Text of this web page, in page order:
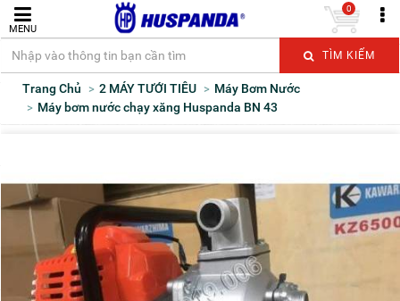
MENU
TÌM KIẾM
0
Trang Chủ 2 MÁY TƯỚI TIÊU
Máy Bơm Nước
Máy bơm nước chạy xăng Huspanda BN 43